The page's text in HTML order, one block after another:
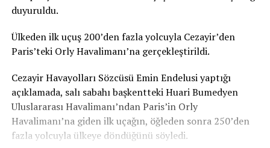
duyuruldu.
Ülkeden ilk uçuş 200’den fazla yolcuyla Cezayir’den
Paris’teki Orly Havalimanı’na gerçekleştirildi.
Cezayir Havayolları Sözcüsü Emin Endelusi yaptığı
açıklamada, salı sabahı başkentteki Huari Bumedyen
Uluslararası Havalimanı’ndan Paris’in Orly
Havalimanı’na giden ilk uçağın, öğleden sonra 250’den
fazla yolcuyla ülkeye döndüğünü söyledi.